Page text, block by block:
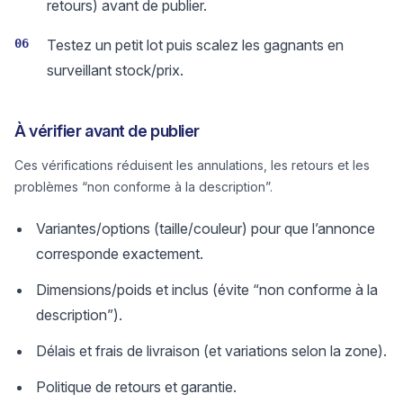
retours) avant de publier.
06
Testez un petit lot puis scalez les gagnants en
surveillant stock/prix.
À vérifier avant de publier
Ces vérifications réduisent les annulations, les retours et les
problèmes “non conforme à la description”.
Variantes/options (taille/couleur) pour que l’annonce
corresponde exactement.
Dimensions/poids et inclus (évite “non conforme à la
description”).
Délais et frais de livraison (et variations selon la zone).
Politique de retours et garantie.